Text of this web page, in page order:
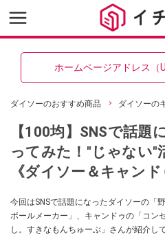
ホームページアドレス（
ダイソーのおすすめ商品 ダイソーの
【100均】SNSで話
ってみた！"じゃない"
《ダイソー＆キャンド
今回はSNSで話題になったダイソーの「
ボールメーカー」、キャンドゥの「コン
し。すきなもんちゅーぶ」さんが紹介し